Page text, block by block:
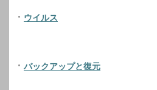
ウイルス
バックアップと復元